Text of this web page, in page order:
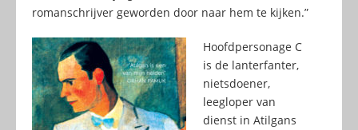
romanschrijver geworden door naar hem te kijken.”
Hoofdpersonage C
is de lanterfanter,
nietsdoener,
leegloper van
dienst in Atilgans